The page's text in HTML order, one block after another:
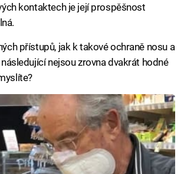
kontaktech je její prospěšnost
přístupů, jak k takové ochraně nosu a
nejsou zrovna dvakrát hodné